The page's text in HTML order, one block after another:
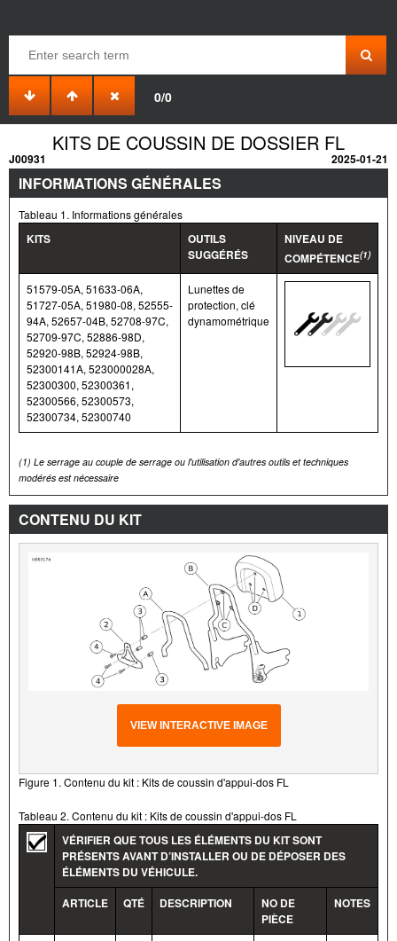
0/0
KITS DE COUSSIN DE DOSSIER FL
J00931 2025-01-21
INFORMATIONS GÉNÉRALES
Tableau 1. Informations générales
KITS
OUTILS
SUGGÉRÉS
NIVEAU DE
COMPÉTENCE(1)
51579-05A, 51633-06A,
51727-05A, 51980-08, 52555-
94A, 52657-04B, 52708-97C,
52709-97C, 52886-98D,
52920-98B, 52924-98B,
52300141A, 523000028A,
52300300, 52300361,
52300566, 52300573,
52300734, 52300740
Lunettes de
protection, clé
dynamométrique
(1) Le serrage au couple de serrage ou l'utilisation d'autres outils et techniques
modérés est nécessaire
CONTENU DU KIT
VIEW INTERACTIVE IMAGE
Figure 1. Contenu du kit : Kits de coussin d'appui-dos FL
Tableau 2. Contenu du kit : Kits de coussin d'appui-dos FL
VÉRIFIER QUE TOUS LES ÉLÉMENTS DU KIT SONT
PRÉSENTS AVANT D’INSTALLER OU DE DÉPOSER DES
ÉLÉMENTS DU VÉHICULE.
ARTICLE
QTÉ DESCRIPTION
NO DE
PIÈCE
NOTES